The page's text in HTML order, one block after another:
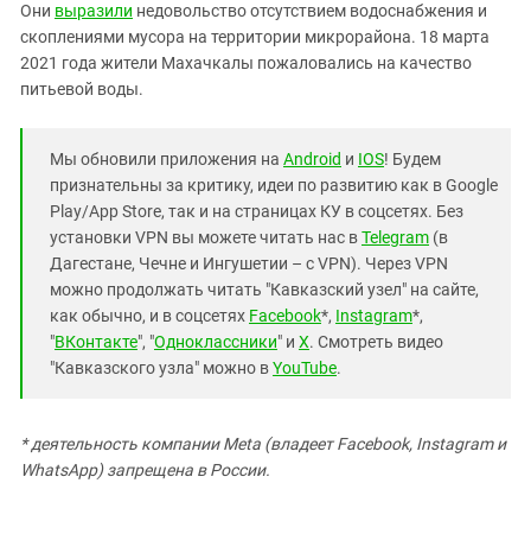
Они выразили недовольство отсутствием водоснабжения и
скоплениями мусора на территории микрорайона. 18 марта
2021 года жители Махачкалы пожаловались на качество
питьевой воды.
Мы обновили приложения на Android и IOS! Будем
признательны за критику, идеи по развитию как в Google
Play/App Store, так и на страницах КУ в соцсетях. Без
установки VPN вы можете читать нас вTelegram (в
Дагестане, Чечне и Ингушетии – с VPN). Через VPN
можно продолжать читать "Кавказский узел" на сайте,
как обычно, и в соцсетях Facebook*, Instagram*,
"ВКонтакте", "Одноклассники" и X. Смотреть видео
"Кавказского узла" можно вYouTube.
* деятельность компании Meta (владеет Facebook, Instagram и
WhatsApp) запрещена в России.